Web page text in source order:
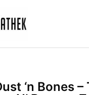
‘n Bones